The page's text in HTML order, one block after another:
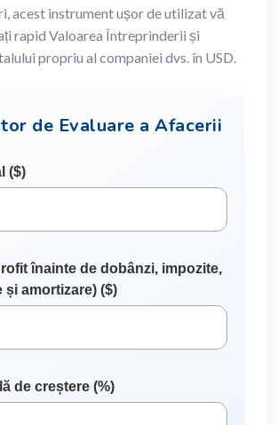
acest instrument ușor de utilizat vă
rapid Valoarea Întreprinderii și
propriu al companiei dvs. în USD.
de Evaluare a Afacerii
($)
înainte de dobânzi, impozite,
și amortizare) ($)
de creștere (%)